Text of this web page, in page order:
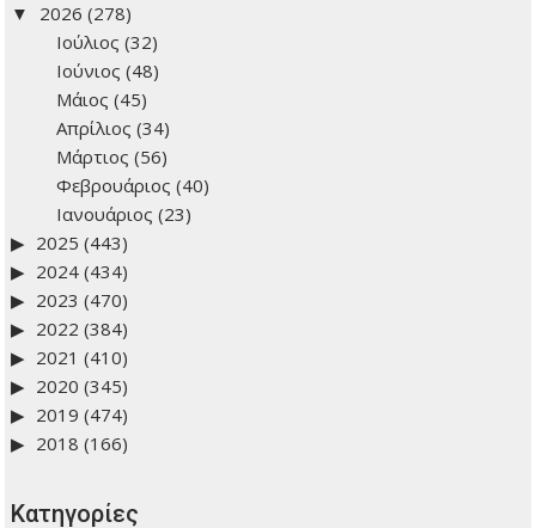
2026 (278)
Ιούλιος (32)
Ιούνιος (48)
Μάιος (45)
Απρίλιος (34)
Μάρτιος (56)
Φεβρουάριος (40)
Ιανουάριος (23)
2025 (443)
2024 (434)
2023 (470)
2022 (384)
2021 (410)
2020 (345)
2019 (474)
2018 (166)
Kατηγορίες